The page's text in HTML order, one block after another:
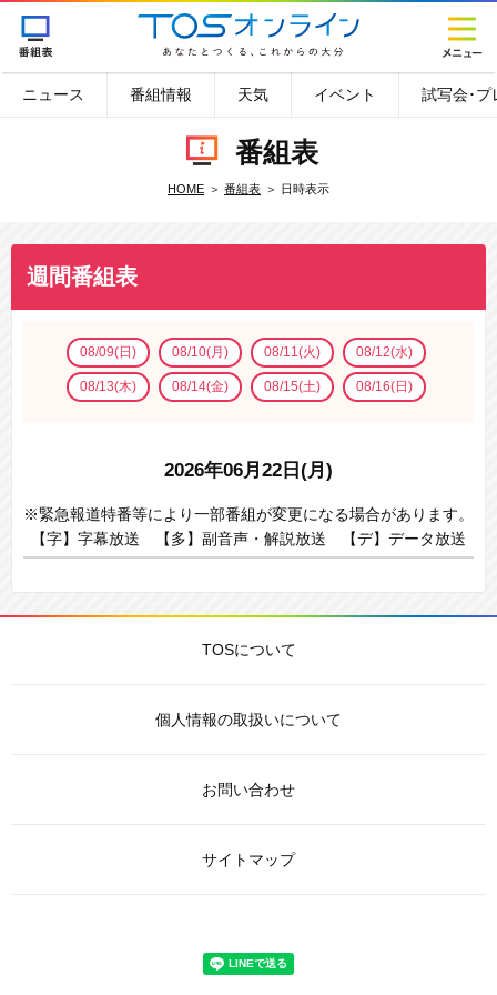
ニュース 番組情報 天気 イベント 試写会･プ
番組表
HOME 番組表 日時表示
週間番組表
08/09(日) 08/10(月) 08/11(火) 08/12(水)
08/13(木) 08/14(金) 08/15(土) 08/16(日)
2026年06月22日(月)
※緊急報道特番等により一部番組が変更になる場合があります。
【字】字幕放送 【多】副音声・解説放送 【デ】データ放送
TOSについて
個人情報の取扱いについて
お問い合わせ
サイトマップ